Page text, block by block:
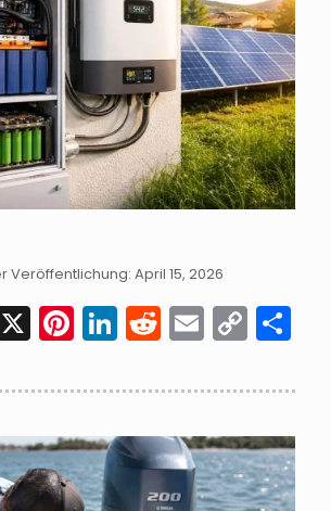
Veröffentlichung: April 15, 2026
X Pinterest
LinkedIn
Reddit
Email
Link